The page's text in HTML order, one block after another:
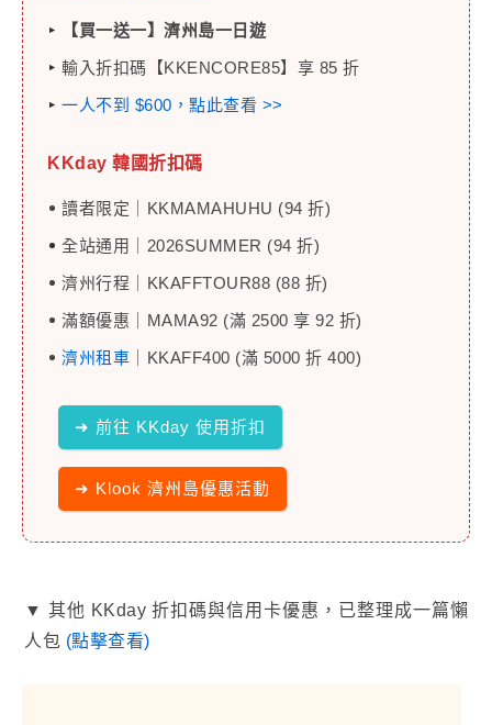
【買一送一】濟州島一日遊
輸入折扣碼【KKENCORE85】享 85 折
一人不到 $600，點此查看 >>
KKday 韓國折扣碼
讀者限定｜KKMAMAHUHU (94 折)
全站通用｜2026SUMMER (94 折)
濟州行程｜KKAFFTOUR88 (88 折)
滿額優惠｜MAMA92 (滿 2500 享 92 折)
濟州租車 ｜KKAFF400 (滿 5000 折 400)
➜ 前往 KKday 使用折扣
➜ Klook 濟州島優惠活動
▼ 其他 KKday 折扣碼與信用卡優惠，已整理成一篇懶
人包 (點擊查看)